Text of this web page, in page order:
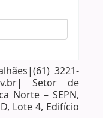
3221-
Setor de
Norte – SEPN,
Lote 4, Edifício